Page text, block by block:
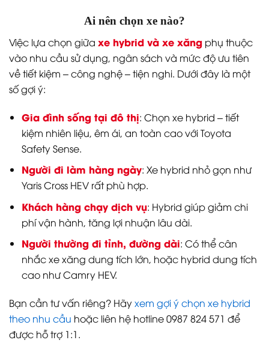
Ai nên chọn xe nào?
Việc lựa chọn giữa xe hybrid và xe xăng phụ thuộc
vào nhu cầu sử dụng, ngân sách và mức độ ưu tiên
về tiết kiệm – công nghệ – tiện nghi. Dưới đây là một
số gợi ý:
Gia đình sống tại đô thị: Chọn xe hybrid – tiết
kiệm nhiên liệu, êm ái, an toàn cao với Toyota
Safety Sense.
Người đi làm hàng ngày: Xe hybrid nhỏ gọn như
Yaris Cross HEV rất phù hợp.
Khách hàng chạy dịch vụ: Hybrid giúp giảm chi
phí vận hành, tăng lợi nhuận lâu dài.
Người thường đi tỉnh, đường dài: Có thể cân
nhắc xe xăng dung tích lớn, hoặc hybrid dung tích
cao như Camry HEV.
Bạn cần tư vấn riêng? Hãyxem gợi ý chọn xe hybrid
theo nhu cầu hoặc liên hệ hotline 0987 824 571 để
được hỗ trợ 1:1.